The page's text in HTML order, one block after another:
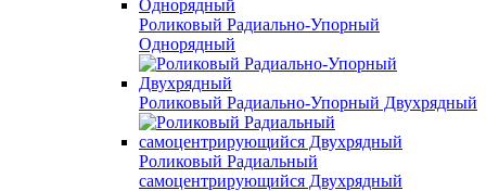
Роликовый Радиально-Упорный
Однорядный
Роликовый Радиально-Упорный Двухрядный
Роликовый Радиальный
самоцентрирующийся Двухрядный